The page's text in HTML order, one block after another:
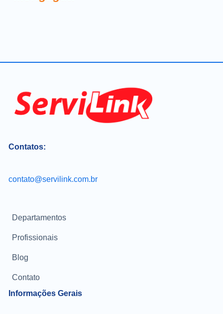
Contatos:
contato@servilink.com.br
Informações Gerais
Departamentos
Profissionais
Blog
Contato